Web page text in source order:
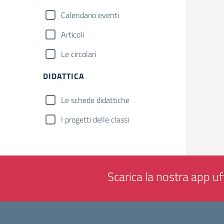
Calendario eventi
Articoli
Le circolari
DIDATTICA
Le schede didattiche
I progetti delle classi
Scarica la nostra app